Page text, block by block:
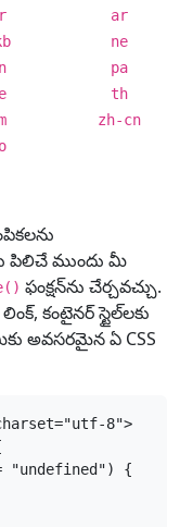
ar
ne
pa
th
zh-cn
పిలిచే ముందు మీ
ఫంక్షన్‌ను చేర్చవచ్చు.
కంటైనర్ స్టైల్‌లకు
అవసరమైన ఏ CSS
8">